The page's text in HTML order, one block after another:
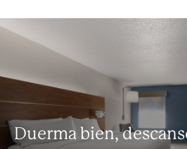
Duerma bien,